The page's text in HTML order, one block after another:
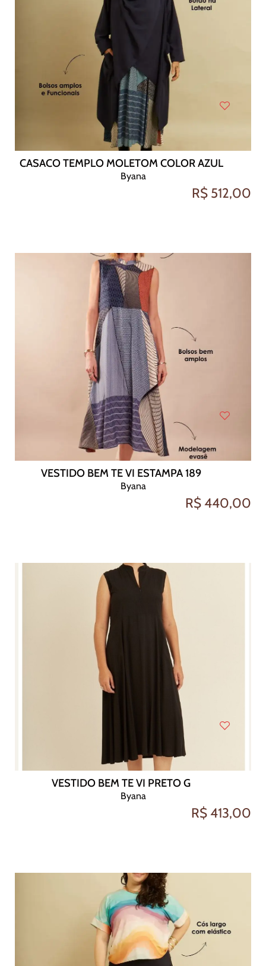
CASACO TEMPLO MOLETOM COLOR AZUL
Byana
R$ 512,00
VESTIDO BEM TE VI ESTAMPA 189
Byana
R$ 440,00
VESTIDO BEM TE VI PRETO G
Byana
R$ 413,00